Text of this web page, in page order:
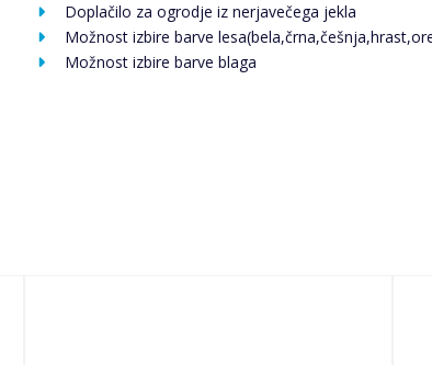
Doplačilo za ogrodje iz nerjavečega jekla
Možnost izbire barve
Možnost izbire barve blaga